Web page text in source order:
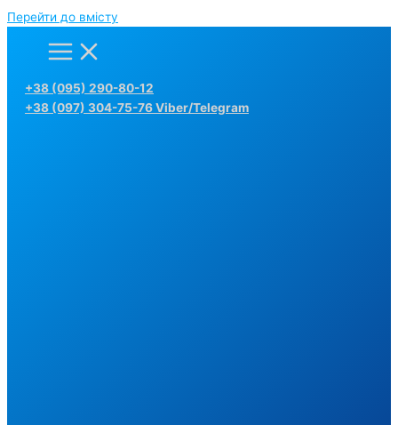
Перейти до вмісту
+38 (095) 290-80-12
+38 (097) 304-75-76 Viber/Telegram